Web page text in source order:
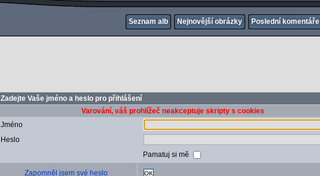
Seznam alb Nejnovější obrázky Poslední komentáře
Zadejte Vaše jméno a heslo pro přihlášení
Varování, váš prohlížeč neakceptuje skripty s cookies
Jméno
Heslo
Pamatuj si mě
Zapomněl jsem své heslo OK